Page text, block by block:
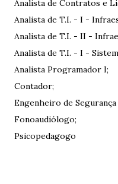
Analista de Contratos e
Analista de T.I. - I -
Analista de T.I. - II -
Analista de T.I. - I -
Analista Programador I;
Contador;
Engenheiro de
Fonoaudiólogo;
Psicopedagogo